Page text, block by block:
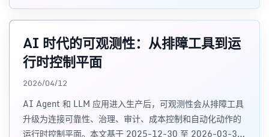
AI 时代的可观测性：从排障工具到运
行时控制平面
2026/04/12
AI Agent 和 LLM 应用进入生产后，可观测性会从排障工具
升级为连接可靠性、治理、审计、成本控制和自动化动作的
运行时控制平面。本文基于 2025-12-30 至 2026-03-30